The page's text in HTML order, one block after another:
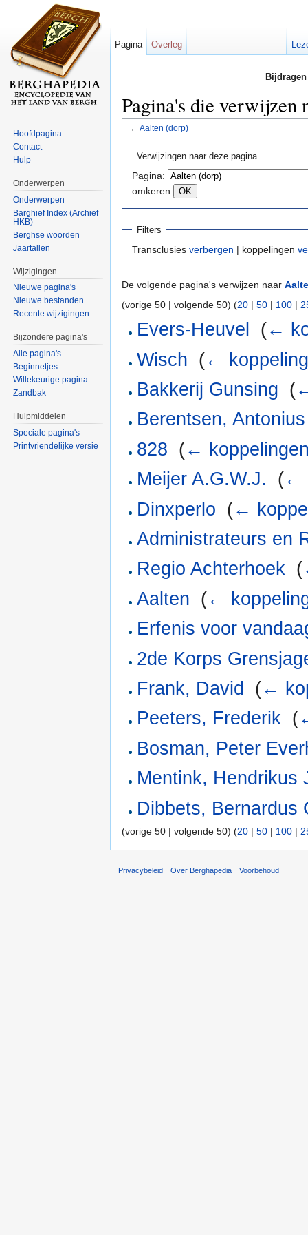
Pagina's die
← Aalten (dorp)
Verwijzingen naar deze pagina
Pagina:
omkeren
Filters
Transclusies verbergen | koppelingen
De volgende pagina's verwijzen naar
(vorige 50 | volgende 50) (20 | 50 | 100 |
Evers-Heuvel (←
Wisch (←
Bakkerij Gunsing (
Berentsen,
828 (←
Meijer A.G.W.J.
(←
Dinxperlo (←
Administrateurs en
Regio Achterhoek (
Aalten (←
Erfenis voor
2de Korps
Frank, David
(←
Peeters, Frederik (
Bosman, Peter
Mentink, Hendrikus
Dibbets, Bernardus
(vorige 50 | volgende 50) (20 | 50 | 100 |
Pagina Overleg
Hoofdpagina
Contact
Hulp
Onderwerpen
Onderwerpen
Barghief Index (Archief
HKB)
Berghse woorden
Jaartallen
Wijzigingen
Nieuwe pagina's
Nieuwe bestanden
Recente wijzigingen
Bijzondere pagina's
Alle pagina's
Beginnetjes
Willekeurige pagina
Zandbak
Hulpmiddelen
Speciale pagina's
Printvriendelijke versie
Privacybeleid Over Berghapedia Voorbehoud